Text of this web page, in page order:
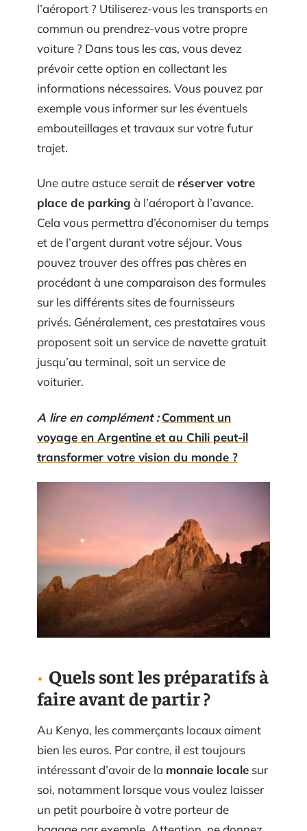
l’aéroport ? Utiliserez-vous les transports en
commun ou prendrez-vous votre propre
voiture ? Dans tous les cas, vous devez
prévoir cette option en collectant les
informations nécessaires. Vous pouvez par
exemple vous informer sur les éventuels
embouteillages et travaux sur votre futur
trajet.
Une autre astuce serait de réserver votre
place de parking à l’aéroport à l’avance.
Cela vous permettra d’économiser du temps
et de l’argent durant votre séjour. Vous
pouvez trouver des offres pas chères en
procédant à une comparaison des formules
sur les différents sites de fournisseurs
privés. Généralement, ces prestataires vous
proposent soit un service de navette gratuit
jusqu’au terminal, soit un service de
voiturier.
A lire en complément : Comment un
voyage en Argentine et au Chili peut-il
transformer votre vision du monde ?
Quels sont les préparatifs à
faire avant de partir ?
Au Kenya, les commerçants locaux aiment
bien les euros. Par contre, il est toujours
intéressant d’avoir de la monnaie locale sur
soi, notamment lorsque vous voulez laisser
un petit pourboire à votre porteur de